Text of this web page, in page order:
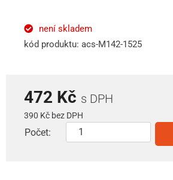
není skladem
kód produktu: acs-M142-1525
472 Kč s DPH
390 Kč bez DPH
Počet: